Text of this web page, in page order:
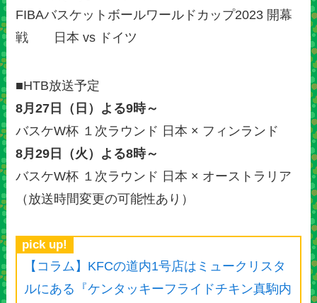
FIBAバスケットボールワールドカップ2023 開幕
戦 日本 vs ドイツ
■HTB放送予定
8月27日（日）よる9時～
バスケW杯 １次ラウンド 日本 × フィンランド
8月29日（火）よる8時～
バスケW杯 １次ラウンド 日本 × オーストラリア
（放送時間変更の可能性あり）
pick up!
【コラム】KFCの道内1号店はミュークリスタ
ルにある『ケンタッキーフライドチキン真駒内